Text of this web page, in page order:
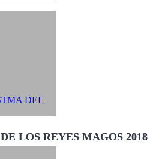
LOS REYES MAGOS 2018